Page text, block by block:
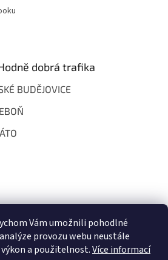
Vám umožnili pohodlné
provozu webu neustále
a použitelnost.Více informací
dobrá trafika
BUDĚJOVICE